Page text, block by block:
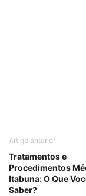
Artigo anterior
Tratamentos e
Procedimentos
Itabuna: O Que
Saber?